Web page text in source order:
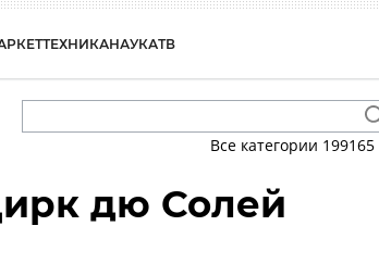
ТЕХНИКАНАУКАТВ
Все категории 199165
дю Солей